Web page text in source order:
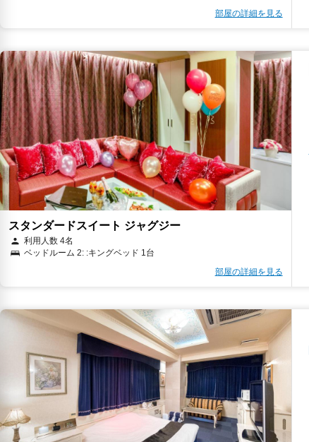
部屋の詳細を見る
スタンダードスイート ジャグジー
利用人数 4名
ベッドルーム 2: :キングベッド 1台
部屋の詳細を見る